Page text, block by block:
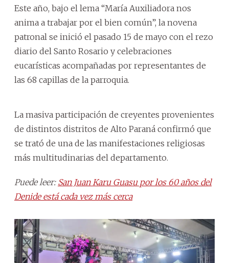
Este año, bajo el lema “María Auxiliadora nos
anima a trabajar por el bien común”, la novena
patronal se inició el pasado 15 de mayo con el rezo
diario del Santo Rosario y celebraciones
eucarísticas acompañadas por representantes de
las 68 capillas de la parroquia.
La masiva participación de creyentes provenientes
de distintos distritos de Alto Paraná confirmó que
se trató de una de las manifestaciones religiosas
más multitudinarias del departamento.
Puede leer: San Juan Karu Guasu por los 60 años del
Denide está cada vez más cerca